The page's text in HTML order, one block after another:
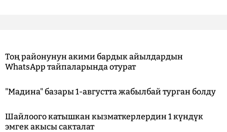
Тоң районунун акими бардык айылдардын
WhatsApp тайпаларында отурат
"Мадина" базары 1-августта жабылбай турган болду
Шайлоого катышкан кызматкерлердин 1 күндүк
эмгек акысы сакталат